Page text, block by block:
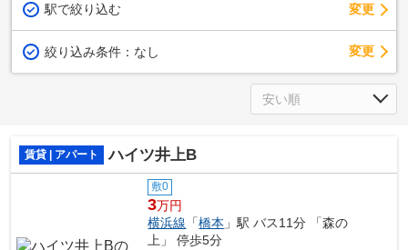
駅で絞り込む 変更
絞り込み条件： なし 変更
賃貸 | アパート ハイツ井上B
敷0
3万円
横浜線 「橋本 」駅 バス11分 「森の
上」 停歩5分